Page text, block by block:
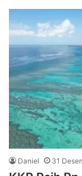
Daniel 31